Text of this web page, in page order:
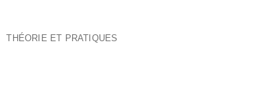
THÉORIE ET PRATIQUES